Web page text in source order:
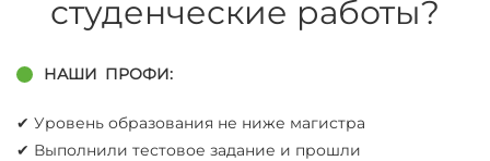
студенческие работы?
НАШИ ПРОФИ:
✔︎ Уровень образования не ниже магистра
✔︎ Выполнили тестовое задание и прошли